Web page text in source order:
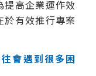
提高企業運作效
於有效推行專案
會遇到很多困